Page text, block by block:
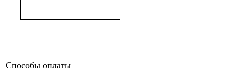
Способы оплаты